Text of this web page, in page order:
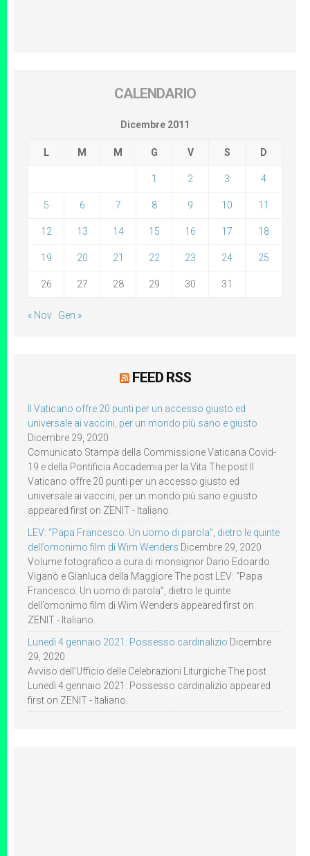
CALENDARIO
Dicembre 2011
L M M G V S D
1 2 3 4
5 6 7 8 9 10 11
12 13 14 15 16 17 18
19 20 21 22 23 24 25
26 27 28 29 30 31
« Nov Gen »
FEED RSS
Il Vaticano offre 20 punti per un accesso giusto ed
universale ai vaccini, per un mondo più sano e giusto
Dicembre 29, 2020
Comunicato Stampa della Commissione Vaticana Covid-
19 e della Pontificia Accademia per la Vita The post Il
Vaticano offre 20 punti per un accesso giusto ed
universale ai vaccini, per un mondo più sano e giusto
appeared first on ZENIT - Italiano.
LEV: “Papa Francesco. Un uomo di parola”, dietro le quinte
dell’omonimo film di Wim Wenders Dicembre 29, 2020
Volume fotografico a cura di monsignor Dario Edoardo
Viganò e Gianluca della Maggiore The post LEV: “Papa
Francesco. Un uomo di parola”, dietro le quinte
dell’omonimo film di Wim Wenders appeared first on
ZENIT - Italiano.
Lunedì 4 gennaio 2021: Possesso cardinalizio Dicembre
29, 2020
Avviso dell’Ufficio delle Celebrazioni Liturgiche The post
Lunedì 4 gennaio 2021: Possesso cardinalizio appeared
first on ZENIT - Italiano.